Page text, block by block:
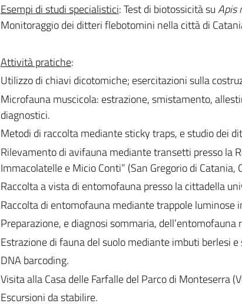
Esempi di studi specialistici: Test di biotossicità suApis
Monitoraggio dei ditteri flebotomini nella città di
Attività pratiche:
Utilizzo di chiavi dicotomiche; esercitazioni sulla
Microfauna muscicola: estrazione, smistamento,
diagnostici.
Metodi di raccolta mediante sticky traps, e studio dei
Rilevamento di avifauna mediante transetti presso la
Immacolatelle e Micio Conti” (San Gregorio di Catania,
Raccolta a vista di entomofauna presso la cittadella
Raccolta di entomofauna mediante trappole luminose
Preparazione, e diagnosi sommaria, dell’entomofauna
Estrazione di fauna del suolo mediante imbuti berlesi e
DNA barcoding.
Visita alla Casa delle Farfalle del Parco di Monteserra
Escursioni da stabilire.